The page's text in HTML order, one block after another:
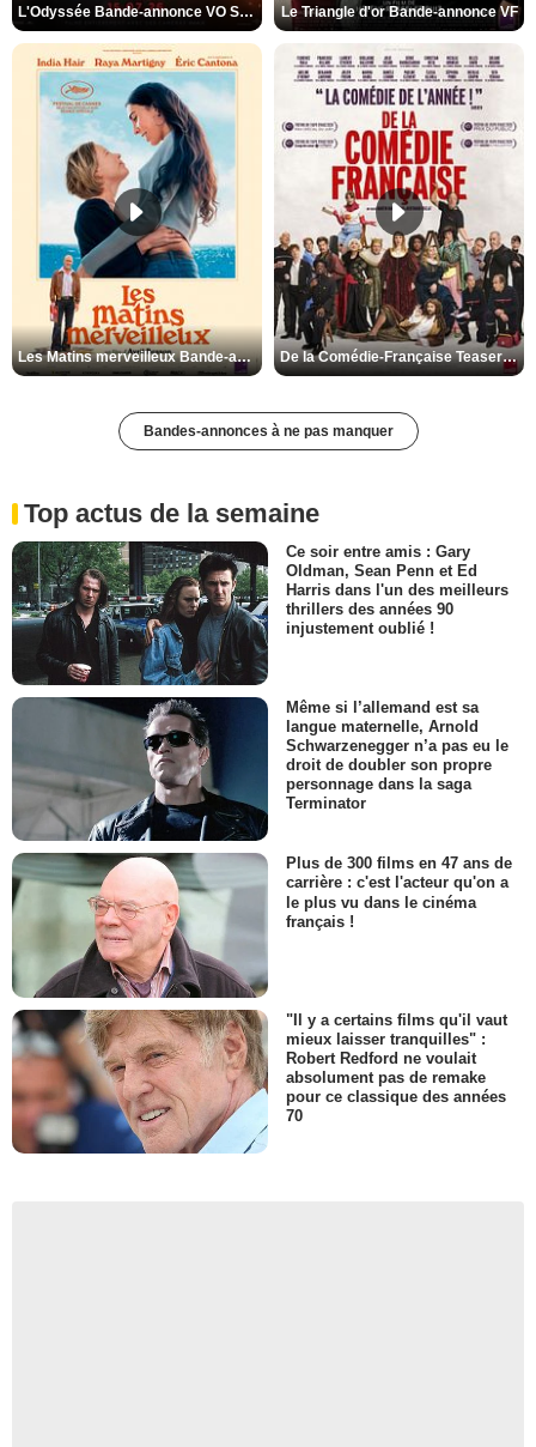
L'Odyssée Bande-annonce VO STFR Le Triangle d'or Bande-annonce VF
Les Matins merveilleux Bande-annonce VF De la Comédie-Française Teaser VF
Bandes-annonces à ne pas manquer
Top actus de la semaine
Ce soir entre amis : Gary
Oldman, Sean Penn et Ed
Harris dans l'un des meilleurs
thrillers des années 90
injustement oublié !
Même si l’allemand est sa
langue maternelle, Arnold
Schwarzenegger n’a pas eu le
droit de doubler son propre
personnage dans la saga
Terminator
Plus de 300 films en 47 ans de
carrière : c'est l'acteur qu'on a
le plus vu dans le cinéma
français !
"Il y a certains films qu'il vaut
mieux laisser tranquilles" :
Robert Redford ne voulait
absolument pas de remake
pour ce classique des années
70